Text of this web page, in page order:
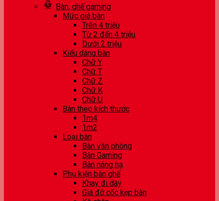
Bàn, ghế gaming
Mức giá bàn
Trên 4 triệu
Từ 2 đến 4 triệu
Dưới 2 triệu
Kiểu dáng bàn
Chữ Y
Chữ T
Chữ Z
Chữ K
Chữ U
Bàn theo kích thước
1m4
1m2
Loại bàn
Bàn văn phòng
Bàn Gaming
Bàn nâng hạ
Phụ kiện bàn ghế
Khay đi dây
Giá đỡ cốc kẹp bàn